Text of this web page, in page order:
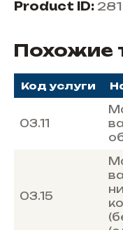
Product ID:
Похожие
Код услуги
03.11
03.15